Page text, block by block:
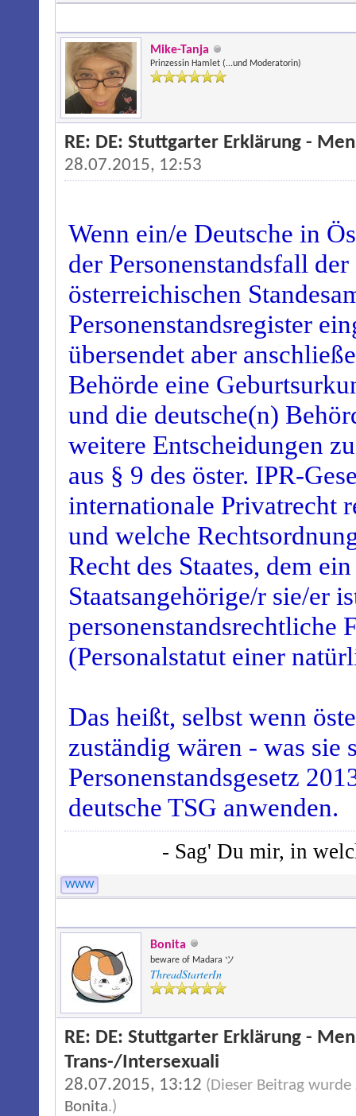
Mike-Tanja
Prinzessin Hamlet (...und Moderatorin)
RE: DE: Stuttgarter Erklärung -
28.07.2015, 12:53
Wenn ein/e Deutsche in
der Personenstandsfall
österreichischen
Personenstandsregister
übersendet aber
Behörde eine
und die deutsche(n)
weitere Entscheidungen
aus § 9 des öster. IPR-
internationale Privatrecht
und welche
Recht des Staates, dem
Staatsangehörige/r sie/er
personenstandsrechtliche
(Personalstatut einer
Das heißt, selbst wenn
zuständig wären - was sie
Personenstandsgesetz
deutsche TSG anwenden.
- Sag' Du mir, in
WWW
Bonita
beware of Madara ツ
ThreadStarterIn
RE: DE: Stuttgarter Erklärung -
Trans-/Intersexuali
28.07.2015, 13:12 (Dieser Beitrag
Bonita.)